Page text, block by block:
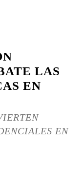
LAS
EN
EN